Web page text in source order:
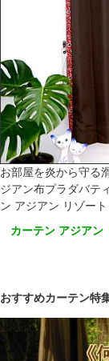
お部屋を炎から守る
ジアン布プラダバテ
ン アジアン リゾー
カーテン アジアン
おすすめカーテン特